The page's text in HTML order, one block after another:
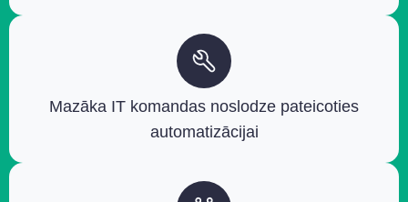
Mazāka IT komandas noslodze pateicoties
automatizācijai